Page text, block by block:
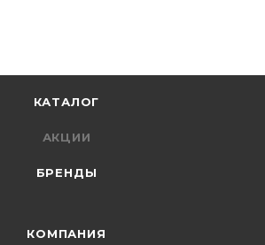
КАТАЛОГ
АКЦИИ
БРЕНДЫ
КОМПАНИЯ